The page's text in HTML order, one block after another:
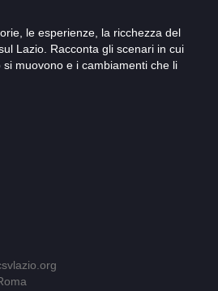
le esperienze, la ricchezza del
Lazio. Racconta gli scenari in cui
muovono e i cambiamenti che li